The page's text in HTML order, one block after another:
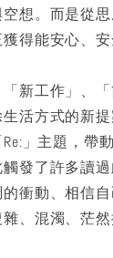
想。而是從
得能安心、安
新工作」、
活方式的新
」主題，帶
發了許多讀
衝動、相信
、混濁、茫